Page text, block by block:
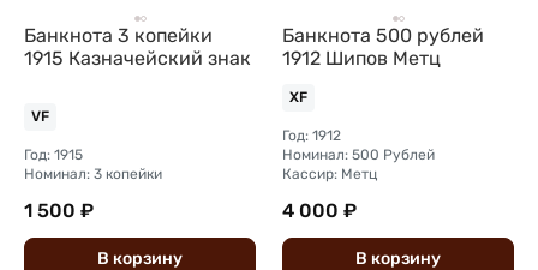
Банкнота 3 копейки
1915 Казначейский знак
VF
Год: 1915
Номинал: 3 копейки
1 500 ₽
В корзину
Банкнота 500 рублей
1912 Шипов Метц
XF
Год: 1912
Номинал: 500 Рублей
Кассир: Метц
4 000 ₽
В корзину